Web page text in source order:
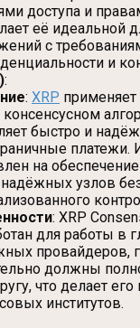
доступа и
её идеальной
с
и
:
: XRP применяет
быстро и
платежи.
на
узлов
: XRP
для работы в
провайдеров,
должны
что делает
институтов.